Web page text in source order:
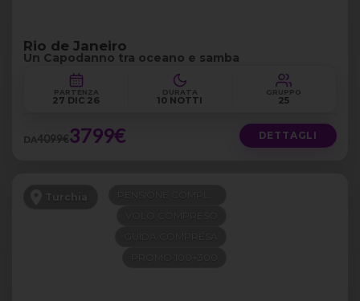
Rio de Janeiro
Un Capodanno tra oceano e samba
PARTENZA
27 DIC 26
DURATA
10 NOTTI
GRUPPO
25
DA4099€3799€ DETTAGLI
Turchia